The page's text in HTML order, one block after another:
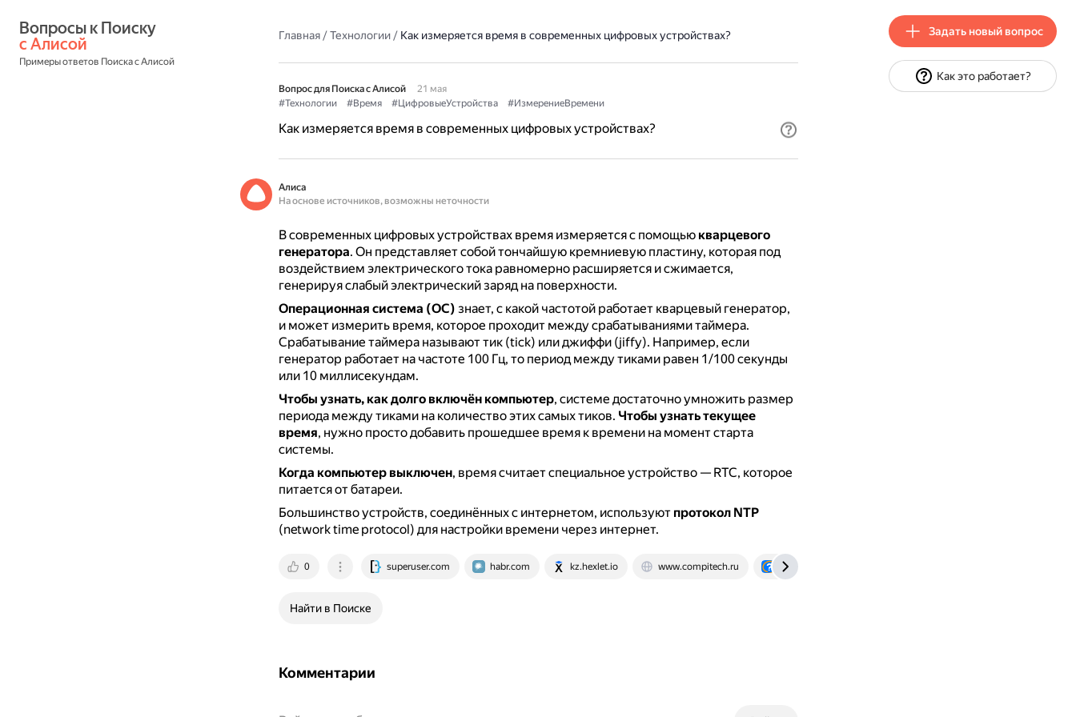
с Алисой
Примеры ответов Поиска с Алисой
Главная/Технологии/ Как измеряется время в современных цифровых устройствах?
Вопрос для Поиска с Алисой
21 мая
#Технологии
#Время #ЦифровыеУстройства #ИзмерениеВремени
Как измеряется время в современных цифровых устройствах?
Алиса
На основе источников, возможны неточности
В современных цифровых устройствах время измеряется с помощью кварцевого
генератора. Он представляет собой тончайшую кремниевую пластину, которая под
воздействием электрического тока равномерно расширяется и сжимается,
генерируя слабый электрический заряд на поверхности.
Операционная система (ОС) знает, с какой частотой работает кварцевый генератор,
и может измерить время, которое проходит между срабатываниями таймера.
Срабатывание таймера называют тик (tick) или джиффи (jiffy). Например, если
генератор работает на частоте 100 Гц, то период между тиками равен 1/100 секунды
или 10 миллисекундам.
Чтобы узнать, как долго включён компьютер, системе достаточно умножить размер
периода между тиками на количество этих самых тиков. Чтобы узнать текущее
время, нужно просто добавить прошедшее время к времени на момент старта
системы.
Когда компьютер выключен, время считает специальное устройство — RTC, которое
питается от батареи.
Большинство устройств, соединённых с интернетом, используют протокол NTP
(network time protocol) для настройки времени через интернет.
0 superuser.com habr.com kz.hexlet.io www.compitech.ru otvet.mail.ru
Найти в Поиске
Комментарии
Задать новый вопрос
Как это работает?